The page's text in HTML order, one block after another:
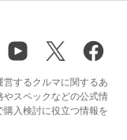
するクルマに関するあ
やスペックなどの公式情
入検討に役立つ情報を